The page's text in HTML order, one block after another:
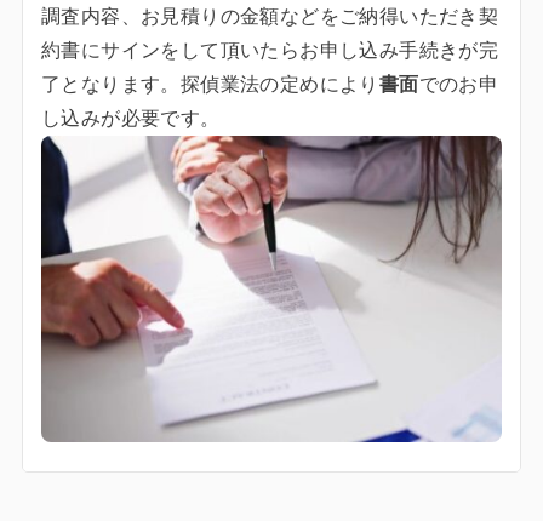
調査内容、お見積りの金額などをご納得いただき契
約書にサインをして頂いたらお申し込み手続きが完
了となります。探偵業法の定めにより 書面でのお申
し込みが必要です。